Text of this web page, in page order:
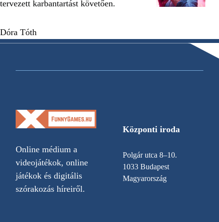
tervezett karbantartást követően.
Dóra Tóth
Online médium a
videojátékok, online
játékok és digitális
szórakozás híreiről.
Központi iroda
Polgár utca 8–10.
1033 Budapest
Magyarország